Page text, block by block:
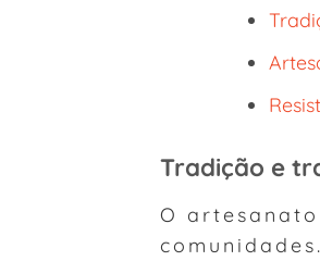
Tradição e
O